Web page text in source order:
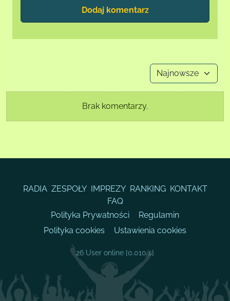
Dodaj komentarz
Brak komentarzy.
RADIA ZESPOŁY IMPREZY RANKING KONTAKT
FAQ
Polityka Prywatności
Regulamin
Polityka cookies
Ustawienia cookies
26 User online [0.010 s]